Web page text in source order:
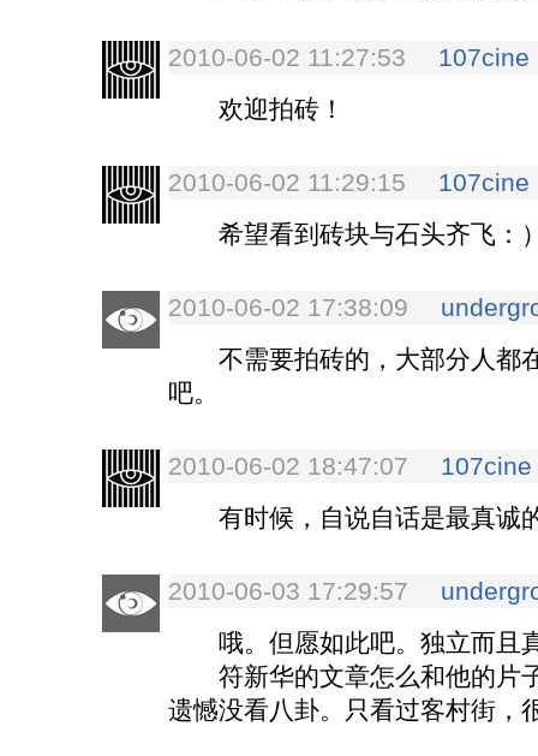
2010-06-02 11:27:53 107cine
欢迎拍砖！
2010-06-02 11:29:15 107cine
希望看到砖块与石头齐飞：
2010-06-02 17:38:09
不需要拍砖的，大部分人都
吧。
2010-06-02 18:47:07 107cine
有时候，自说自话是最真诚
2010-06-03 17:29:57
哦。但愿如此吧。独立而且
符新华的文章怎么和他的片
遗憾没看八卦。只看过客村街，